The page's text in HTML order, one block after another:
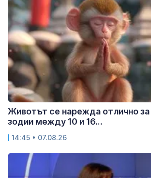
Животът се нарежда отлично за
зодии между 10 и 16...
14:45 • 07.08.26